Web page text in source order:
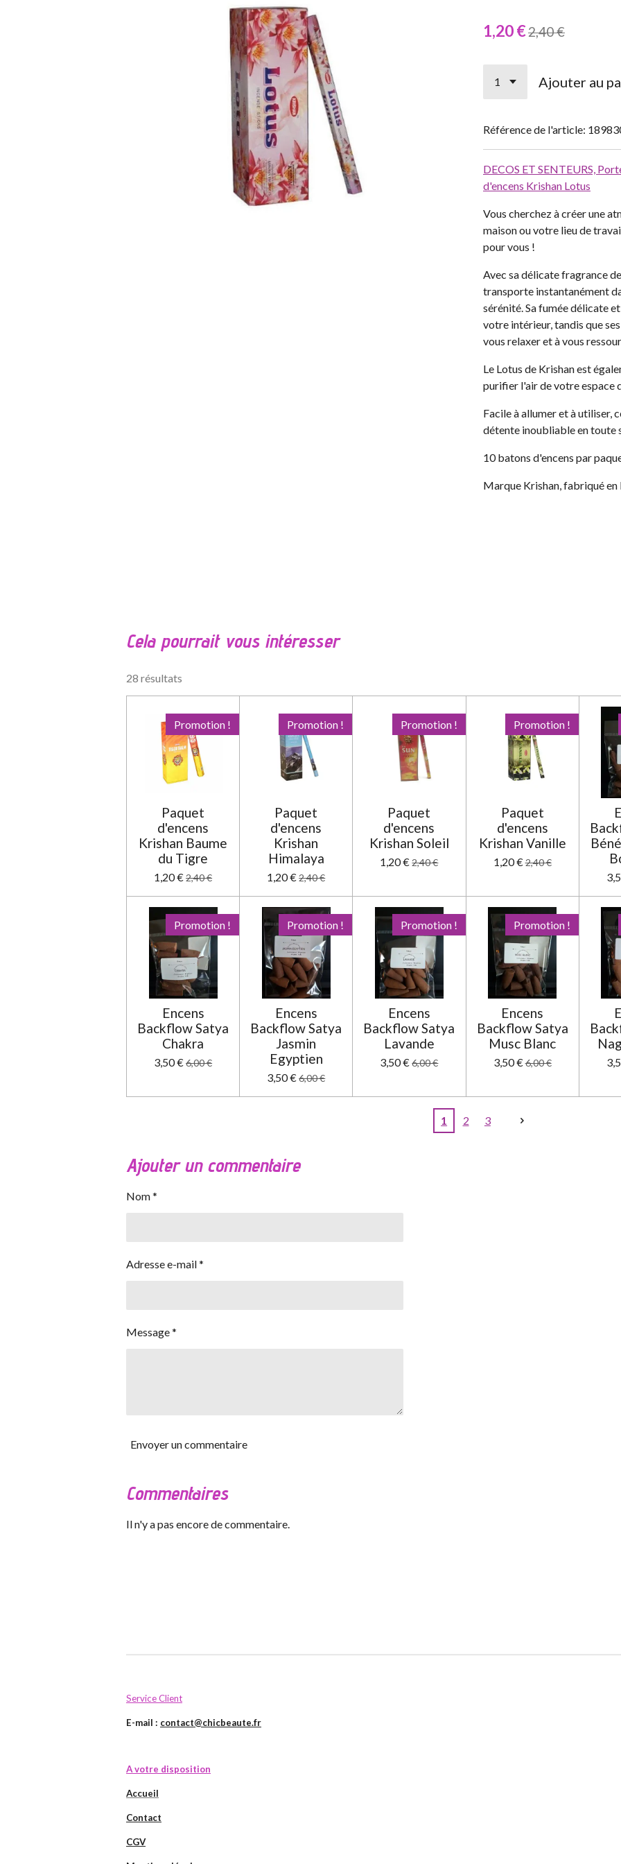
1,20 €2,40 €
Ajouter au
Référence de l'article:
DECOS ET SENTEURS,
d'encens Krishan Lotus
Vous cherchez à créer une
maison ou votre lieu de
pour vous !
Avec sa délicate fragrance
transporte instantanément
sérénité. Sa fumée délicate
votre intérieur, tandis que
vous relaxer et à vous
Le Lotus de Krishan est
purifier l'air de votre espace
Facile à allumer et à utiliser,
détente inoubliable en toute
10 batons d'encens par
Marque Krishan, fabriqué en
u
t
Cela pourrait vous intéresser
28 résultats
Promotion !
Paquet
d'encens
Krishan Baume
du Tigre
1,20 €2,40 €
Promotion !
Paquet
d'encens
Krishan
Himalaya
1,20 €2,40 €
Promotion !
Paquet
d'encens
Krishan Soleil
1,20 € 2,40 €
Promotion !
Paquet
d'encens
Krishan Vanille
1,20 €2,40 €
Promotion !
Encens
Backflow Satya
Chakra
3,50 €6,00 €
Promotion !
Encens
Backflow Satya
Jasmin
Egyptien
3,50 €6,00 €
Promotion !
Encens
Backflow Satya
Lavande
3,50 € 6,00 €
Promotion !
Encens
Backflow Satya
Musc Blanc
3,50 €6,00 €
1 2 3
Ajouter un commentaire
Nom *
Adresse e-mail *
Message *
Envoyer un commentaire
Commentaires
Il n'y a pas encore de commentaire.
Service Client
E-mail : contact@chicbeaute.fr
A votre disposition
Accueil
Contact
CGV